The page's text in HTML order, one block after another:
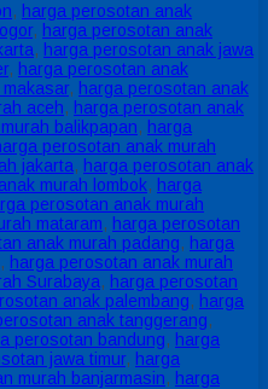
, harga perosotan anak
, harga perosotan anak
, harga perosotan anak jawa
, harga perosotan anak
, harga perosotan anak
aceh, harga perosotan anak
balikpapan, harga
perosotan anak murah
jakarta, harga perosotan anak
murah lombok, harga
perosotan anak murah
mataram, harga perosotan
anak murah padang, harga
, harga perosotan anak murah
Surabaya, harga perosotan
anak palembang, harga
anak tanggerang,
perosotan bandung, harga
jawa timur, harga
murah banjarmasin, harga